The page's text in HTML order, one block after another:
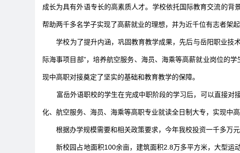
成长为具有外语专长的高素质人才。学校依托国际教育交流的
帮助两千多名学子实现了高薪就业的理想，并为近千位有志者架
学校为了提升内涵，巩固教育教学成果，先后与岳阳职业技
际海事项目部”，培养航空服务、海员、海乘等高薪就业岗位的
现中高职对接奠定了坚实的基础和教育教学的保障。
富岳外语职校的学生在完成中职阶段的学习后，可以直接
化、航空服务、海员、海乘等高职专业就读全日制大专，实现中
根据办学规模需要和相关政策要求，今年我校投资一千多万
新校园占地面积100余亩，建筑面积2.8万多平方米，大型运